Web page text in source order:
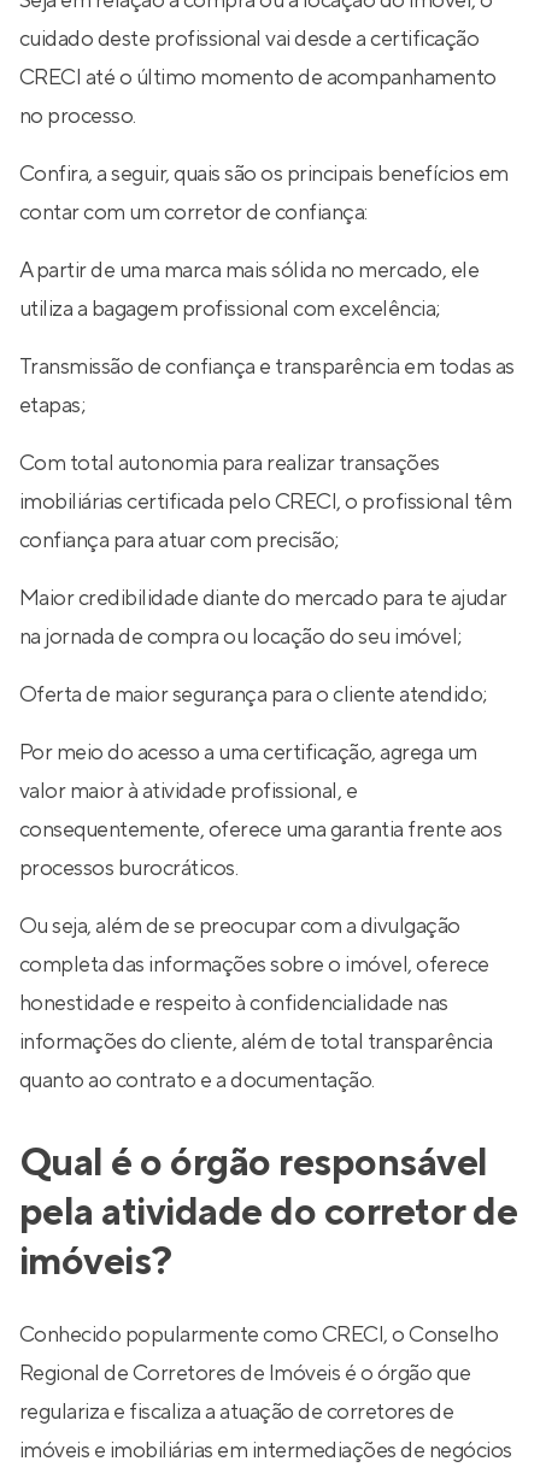
cuidado deste profissional vai desde a certificação
CRECI até o último momento de acompanhamento
no processo.
Confira, a seguir, quais são os principais benefícios em
contar com um corretor de confiança:
A partir de uma marca mais sólida no mercado, ele
utiliza a bagagem profissional com excelência;
Transmissão de confiança e transparência em todas as
etapas;
Com total autonomia para realizar transações
imobiliárias certificada pelo CRECI, o profissional têm
confiança para atuar com precisão;
Maior credibilidade diante do mercado para te ajudar
na jornada de compra ou locação do seu imóvel;
Oferta de maior segurança para o cliente atendido;
Por meio do acesso a uma certificação, agrega um
valor maior à atividade profissional, e
consequentemente, oferece uma garantia frente aos
processos burocráticos.
Ou seja, além de se preocupar com a divulgação
completa das informações sobre o imóvel, oferece
honestidade e respeito à confidencialidade nas
informações do cliente, além de total transparência
quanto ao contrato e a documentação.
Qual é o órgão responsável
pela atividade do corretor de
imóveis?
Conhecido popularmente como CRECI, o Conselho
Regional de Corretores de Imóveis é o órgão que
regulariza e fiscaliza a atuação de corretores de
imóveis e imobiliárias em intermediações de negócios